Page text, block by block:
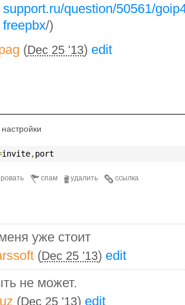
support.ru/question/50561/
freepbx/)
(Dec 25 '13) edit
invite,port
ссылка
удалить
спам
уже стоит
(Dec 25 '13) edit
не может.
(Dec 25 '13) edit